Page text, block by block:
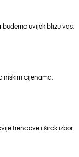
uvijek blizu vas.
niskim cijenama.
trendove i širok izbor.